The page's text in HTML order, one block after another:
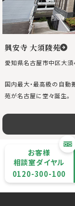
興安寺 大須陵苑
愛知県名古屋市中区大
国内最大・最高級の自
苑が名古屋に堂々誕生。
お客様
相談室ダイヤル
0120-300-100